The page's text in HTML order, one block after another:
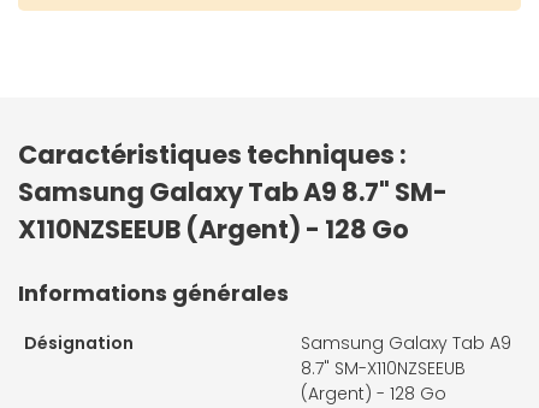
Caractéristiques techniques :
Samsung Galaxy Tab A9 8.7" SM-
X110NZSEEUB (Argent) - 128 Go
Informations générales
Désignation
Samsung Galaxy Tab A9
8.7" SM-X110NZSEEUB
(Argent) - 128 Go